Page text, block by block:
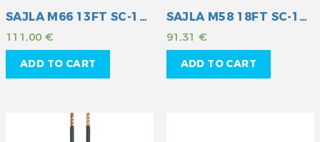
SAJLA M66 13FT SC-16-013
111,00 €
ADD TO CART
SAJLA M58 18FT SC-18-018
91,31€
ADD TO CART